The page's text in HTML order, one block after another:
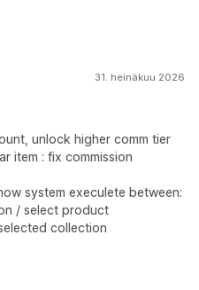
31. heinäkuu 2026
unlock higher comm tier
item : fix commission
system execulete between:
/ select product
collection